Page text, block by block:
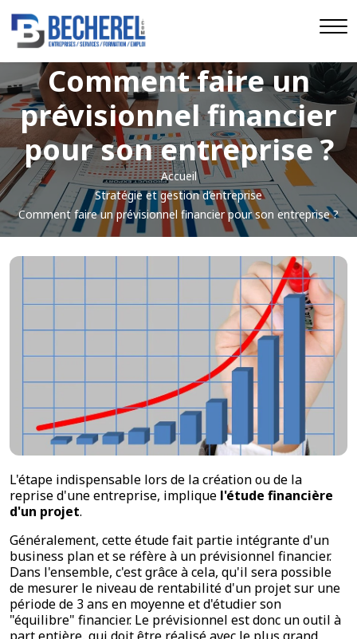
Comment faire un
prévisionnel financier
pour son entreprise ?
Accueil
Stratégie et gestion d’entreprise
Comment faire un prévisionnel financier pour son entreprise ?
L'étape indispensable lors de la création ou de la
reprise d'une entreprise, implique l'étude financière
d'un projet.
Généralement, cette étude fait partie intégrante d'un
business plan et se réfère à un prévisionnel financier.
Dans l'ensemble, c'est grâce à cela, qu'il sera possible
de mesurer le niveau de rentabilité d'un projet sur une
période de 3 ans en moyenne et d'étudier son
"équilibre" financier. Le prévisionnel est donc un outil à